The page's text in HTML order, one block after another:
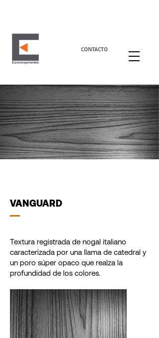
CONTACTO
VANGUARD
Textura registrada de nogal italiano
caracterizada por una llama de catedral y
un poro súper opaco que realza la
profundidad de los colores.